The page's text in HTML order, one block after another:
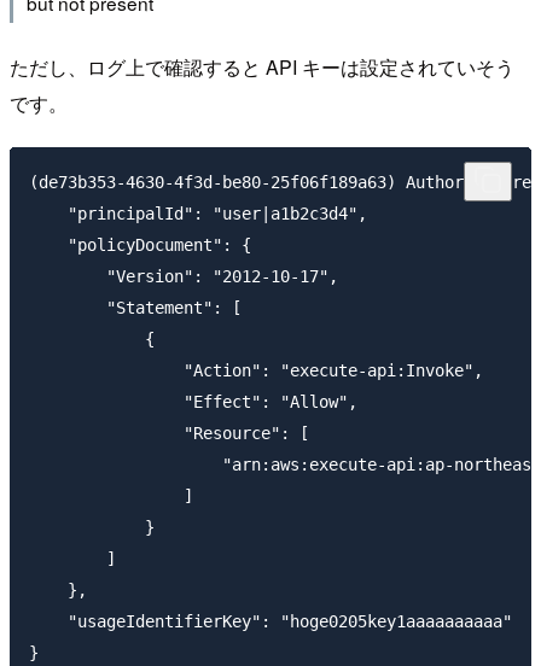
ただし、ログ上で確認すると API キーは設定されていそう
です。
(de73b353-4630-4f3d-be80-25f06f189a63) Authorizer
    "principalId": "user|a1b2c3d4",
    "policyDocument": {
        "Version": "2012-10-17",
        "Statement": [
            {
                "Action": "execute-api:Invoke",
                "Effect": "Allow",
                "Resource": [
"arn:aws:execute-api:ap-
                ]
            }
        ]
    },
    "usageIdentifierKey": "hoge0205key1aaaaaaaaaa"